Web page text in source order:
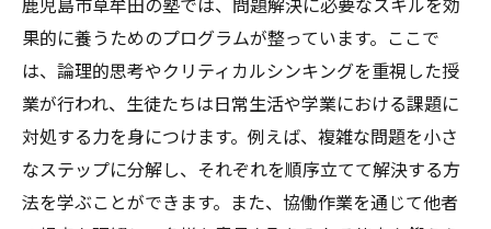
鹿児島市草牟田の塾では、問題解決に必要なスキルを効
果的に養うためのプログラムが整っています。ここで
は、論理的思考やクリティカルシンキングを重視した授
業が行われ、生徒たちは日常生活や学業における課題に
対処する力を身につけます。例えば、複雑な問題を小さ
なステップに分解し、それぞれを順序立てて解決する方
法を学ぶことができます。また、協働作業を通じて他者